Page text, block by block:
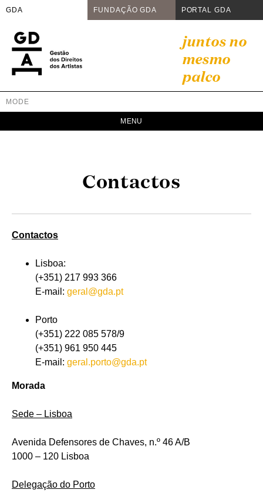
GDA FUNDAÇÃO GDA PORTAL GDA
content
juntos no
mesmo
palco
GDA
Juntos no mesmo palco
MODE
Contactos
Contactos
Lisboa:
(+351) 217 993 366
E-mail: geral@gda.pt
Porto
(+351) 222 085 578/9
(+351) 961 950 445
E-mail: geral.porto@gda.pt
Morada
Sede – Lisboa
Avenida Defensores de Chaves, n.º 46 A/B
1000 – 120 Lisboa
Delegação do Porto